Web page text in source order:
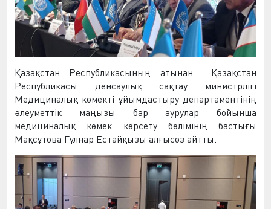
Қазақстан Республикасының атынан Қазақстан
Республикасы денсаулық сақтау министрлігі
Медициналық көмекті ұйымдастыру департаментінің
әлеуметтік маңызы бар аурулар бойынша
медициналық көмек көрсету бөлімінің бастығы
Мақсұтова Гүлнар Естайқызы алғысөз айтты.